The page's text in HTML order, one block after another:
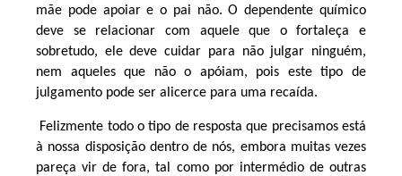
mãe pode apoiar e o pai não. O dependente químico
deve se relacionar com aquele que o fortaleça e
sobretudo, ele deve cuidar para não julgar ninguém,
nem aqueles que não o apóiam, pois este tipo de
julgamento pode ser alicerce para uma recaída.
Felizmente todo o tipo de resposta que precisamos está
à nossa disposição dentro de nós, embora muitas vezes
pareça vir de fora, tal como por intermédio de outras